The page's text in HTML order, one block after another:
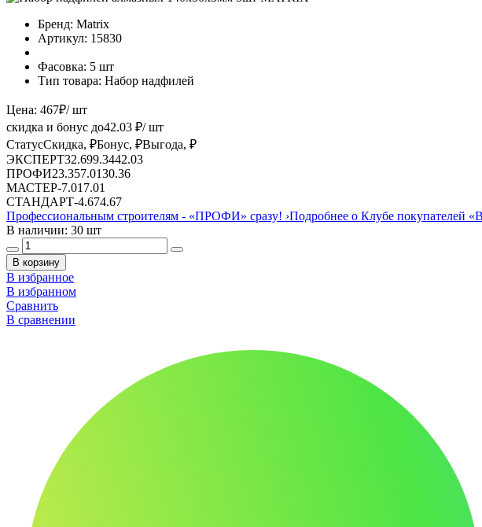
Бренд: Matrix
Артикул: 15830
Фасовка: 5 шт
Тип товара: Набор надфилей
Цена: 467₽/ шт
скидка и бонус до42.03 ₽/ шт
СтатусСкидка, ₽Бонус, ₽Выгода, ₽
ЭКСПЕРТ32.699.3442.03
ПРОФИ23.357.0130.36
МАСТЕР-7.01 7.01
СТАНДАРТ-4.674.67
Профессиональным строителям - «ПРОФИ» сразу! ›Подробнее о Клубе покупателей
В наличии: 30 шт
В корзину
В избранное
В избранном
Сравнить
В сравнении